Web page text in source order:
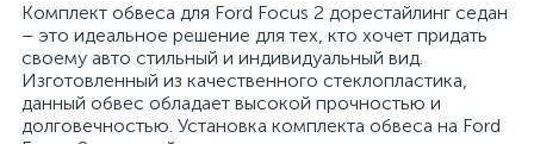
Комплект обвеса для Ford Focus 2 дорестайлинг седан
– это идеальное решение для тех, кто хочет придать
своему авто стильный и индивидуальный вид.
Изготовленный из качественного стеклопластика,
данный обвес обладает высокой прочностью и
долговечностью. Установка комплекта обвеса на Ford